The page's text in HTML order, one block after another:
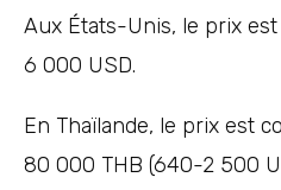
Aux États-Unis, le prix
6 000 USD.
En Thaïlande, le prix est
80 000 THB (640-2 500